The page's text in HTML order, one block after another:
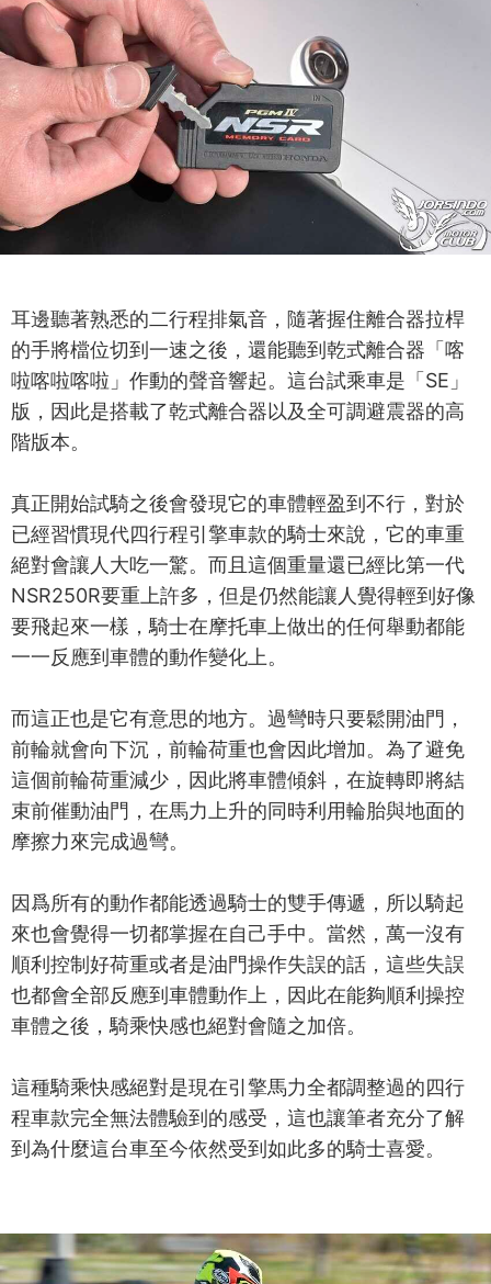
耳邊聽著熟悉的二行程排氣音，隨著握住離合器拉桿
的手將檔位切到一速之後，還能聽到乾式離合器「喀
啦喀啦喀啦」作動的聲音響起。這台試乘車是「SE」
版，因此是搭載了乾式離合器以及全可調避震器的高
階版本。
真正開始試騎之後會發現它的車體輕盈到不行，對於
已經習慣現代四行程引擎車款的騎士來說，它的車重
絕對會讓人大吃一驚。而且這個重量還已經比第一代
NSR250R要重上許多，但是仍然能讓人覺得輕到好像
要飛起來一樣，騎士在摩托車上做出的任何舉動都能
一一反應到車體的動作變化上。
而這正也是它有意思的地方。過彎時只要鬆開油門，
前輪就會向下沉，前輪荷重也會因此增加。為了避免
這個前輪荷重減少，因此將車體傾斜，在旋轉即將結
束前催動油門，在馬力上升的同時利用輪胎與地面的
摩擦力來完成過彎。
因爲所有的動作都能透過騎士的雙手傳遞，所以騎起
來也會覺得一切都掌握在自己手中。當然，萬一沒有
順利控制好荷重或者是油門操作失誤的話，這些失誤
也都會全部反應到車體動作上，因此在能夠順利操控
車體之後，騎乘快感也絕對會隨之加倍。
這種騎乘快感絕對是現在引擎馬力全都調整過的四行
程車款完全無法體驗到的感受，這也讓筆者充分了解
到為什麼這台車至今依然受到如此多的騎士喜愛。